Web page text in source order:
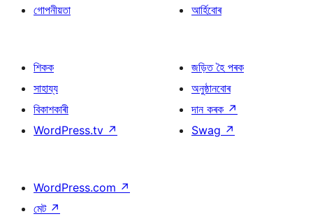
গোপনীয়তা
আৰ্হিবোৰ
শিকক
সাহায্য
বিকাশকাৰী
WordPress.tv ↗
জড়িত হৈ পৰক
অনুষ্ঠানবোৰ
দান কৰক ↗
Swag ↗
WordPress.com ↗
মেট ↗